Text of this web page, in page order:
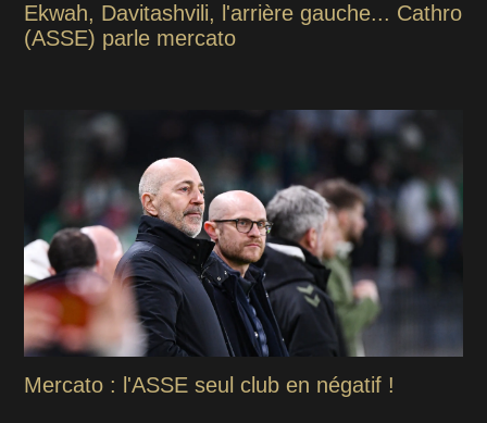
Ekwah, Davitashvili, l'arrière gauche... Cathro
(ASSE) parle mercato
Mercato : l'ASSE seul club en négatif !